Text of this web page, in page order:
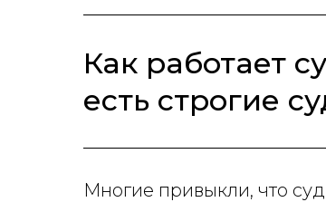
Как работает
есть строгие
Многие привыкли, что